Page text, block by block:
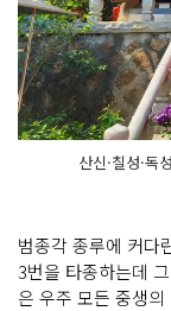
산신·칠성·
범종각 종루에 커다
3번을 타종하는데
은 우주 모든 중생